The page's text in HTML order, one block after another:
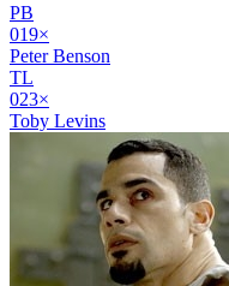
PB
019×
Peter Benson
TL
023×
Toby Levins